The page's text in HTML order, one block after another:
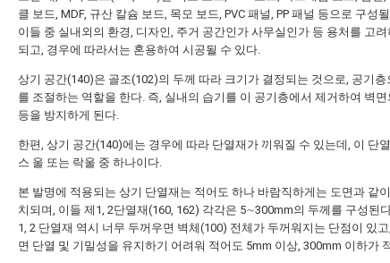
클 보드, MDF, 규산 칼슘 보드, 목모 보드, PVC 패널, PP 패널 등으로 구성
이들 중 실내외의 환경, 디자인, 주거 공간인가 사무실인가 등 용처를 고려
되고, 경우에 따라서는 혼용하여 시공될 수 있다.
상기 공간(140)은 골조(102)의 두께 따라 크기가 결정되는 것으로, 공기층
를 조절하는 역할을 한다. 즉, 실내의 습기를 이 공기층에서 제거하여 벽면
등을 방지하게 된다.
한편, 상기 공간(140)에는 경우에 따라 단열재가 끼워질 수 있는데, 이 단
스 울 또는 락울 중 하나이다.
본 발명에 적용되는 상기 단열재는 적어도 하나 바람직하게는 도면과 같
치되며, 이들 제1, 2단열재(160, 162) 각각은 5∼300mm의 두께를 구성된
1, 2 단열재 역시 너무 두꺼우면 벽체(100) 전체가 두꺼워지는 단점이 있
면 단열 및 기밀성을 유지하기 어려워 적어도 5mm 이상, 300mm 이하가